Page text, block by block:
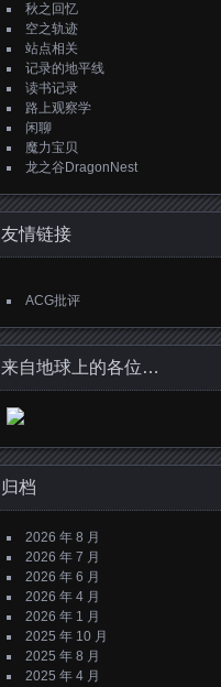
秋之回忆
空之轨迹
站点相关
记录的地平线
读书记录
路上观察学
闲聊
魔力宝贝
龙之谷DragonNest
友情链接
ACG批评
来自地球上的各位…
归档
2026 年 8 月
2026 年 7 月
2026 年 6 月
2026 年 4 月
2026 年 1 月
2025 年 10 月
2025 年 8 月
2025 年 4 月